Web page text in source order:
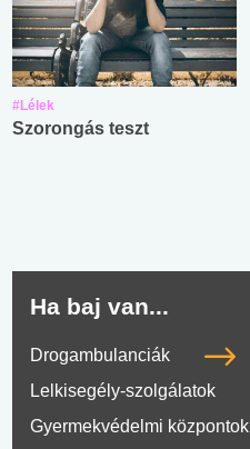
#Lélek
Szorongás teszt
Ha baj van...
Drogambulanciák
Lelkisegély-szolgálatok
Gyermekvédelmi központok